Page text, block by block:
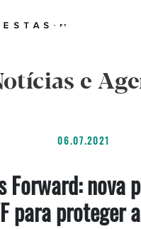
e
06.07.2021
Forward: nova
para proteger